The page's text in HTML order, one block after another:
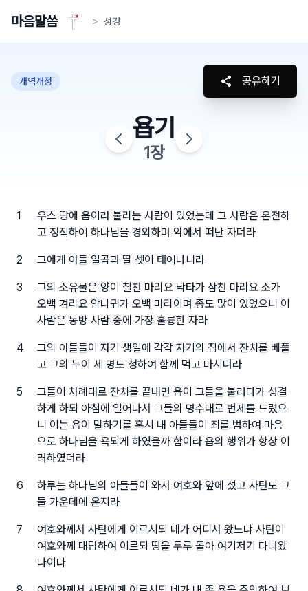
마음말씀 > 성경
개역개정 공유하기
욥기
1장
1
우스 땅에 욥이라 불리는 사람이 있었는데 그 사람은 온전하
고 정직하여 하나님을 경외하며 악에서 떠난 자더라
2 그에게 아들 일곱과 딸 셋이 태어나니라
3
그의 소유물은 양이 칠천 마리요 낙타가 삼천 마리요 소가
오백 겨리요 암나귀가 오백 마리이며 종도 많이 있었으니 이
사람은 동방 사람 중에 가장 훌륭한 자라
4
그의 아들들이 자기 생일에 각각 자기의 집에서 잔치를 베풀
고 그의 누이 세 명도 청하여 함께 먹고 마시더라
5
그들이 차례대로 잔치를 끝내면 욥이 그들을 불러다가 성결
하게 하되 아침에 일어나서 그들의 명수대로 번제를 드렸으
니 이는 욥이 말하기를 혹시 내 아들들이 죄를 범하여 마음
으로 하나님을 욕되게 하였을까 함이라 욥의 행위가 항상 이
러하였더라
6
하루는 하나님의 아들들이 와서 여호와 앞에 섰고 사탄도 그
들 가운데에 온지라
7
여호와께서 사탄에게 이르시되 네가 어디서 왔느냐 사탄이
여호와께 대답하여 이르되 땅을 두루 돌아 여기저기 다녀왔
나이다